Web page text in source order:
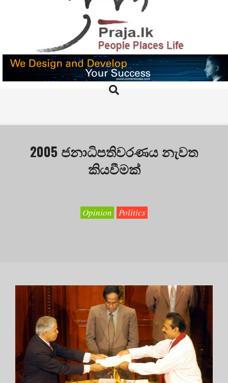
PRAJA.LK
Search
2005 ජනාධිපතිවරණය නැවත
කියවීමක්
Opinion Politics